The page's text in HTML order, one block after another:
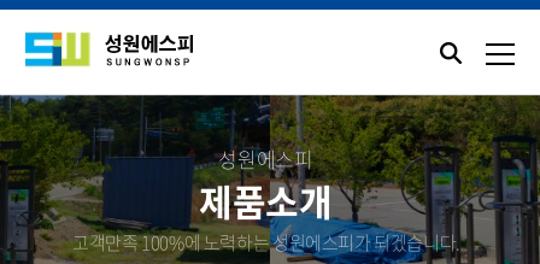
성원에스피
제품소개
고객만족 100%에 노력하는 성원에스피가 되겠습니다.